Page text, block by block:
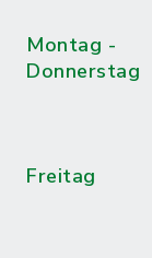
Montag -
Donnerstag
Freitag